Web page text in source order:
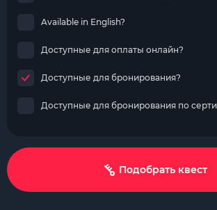
Available in English?
Доступные для оплаты онлайн?
Доступные для бронирования?
Доступные для бронирования по
Подобрать квест